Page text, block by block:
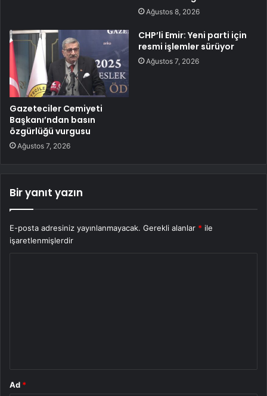
Ağustos 8, 2026
Gazeteciler Cemiyeti
Başkanı’ndan basın
özgürlüğü vurgusu
Ağustos 7, 2026
CHP’li Emir: Yeni parti için
resmi işlemler sürüyor
Ağustos 7, 2026
Bir yanıt yazın
E-posta adresiniz yayınlanmayacak. Gerekli alanlar * ile
işaretlenmişlerdir
Ad *